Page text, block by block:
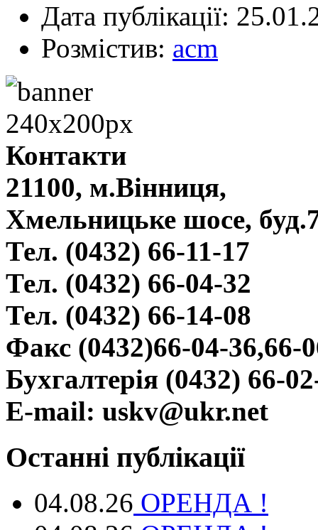
Дата публікації:
Розмістив: acm
Контакти
21100, м.Вінниця,
Хмельницьке шосе,
Тел. (0432) 66-11-17
Тел. (0432) 66-04-32
Тел. (0432) 66-14-08
Факс (0432)66-04-36,66-
Бухгалтерія (0432) 66-
E-mail: uskv@ukr.net
Останні публікації
04.08.26 ОРЕНДА !